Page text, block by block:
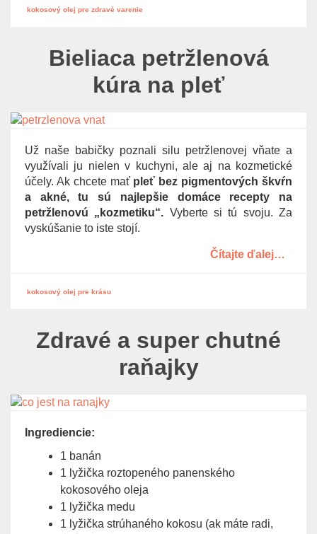
kokosový olej pre zdravé varenie
Bieliaca petržlenová
kúra na pleť
Už naše babičky poznali silu petržlenovej vňate a
využívali ju nielen v kuchyni, ale aj na kozmetické
účely. Ak chcete mať pleť bez pigmentových škvŕn
a akné,
tu sú najlepšie domáce recepty na
petržlenovú „kozmetiku“. Vyberte si tú svoju. Za
vyskúšanie to iste stojí.
Čítajte ďalej…
kokosový olej pre krásu
Zdravé a super chutné
raňajky
Ingrediencie:
1 banán
1 lyžička roztopeného panenského
kokosového oleja
1 lyžička medu
1 lyžička strúhaného kokosu (ak máte radi,